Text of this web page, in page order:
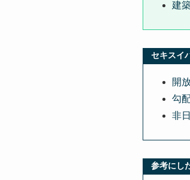
建
セキスイ
開
勾
非
参考にし